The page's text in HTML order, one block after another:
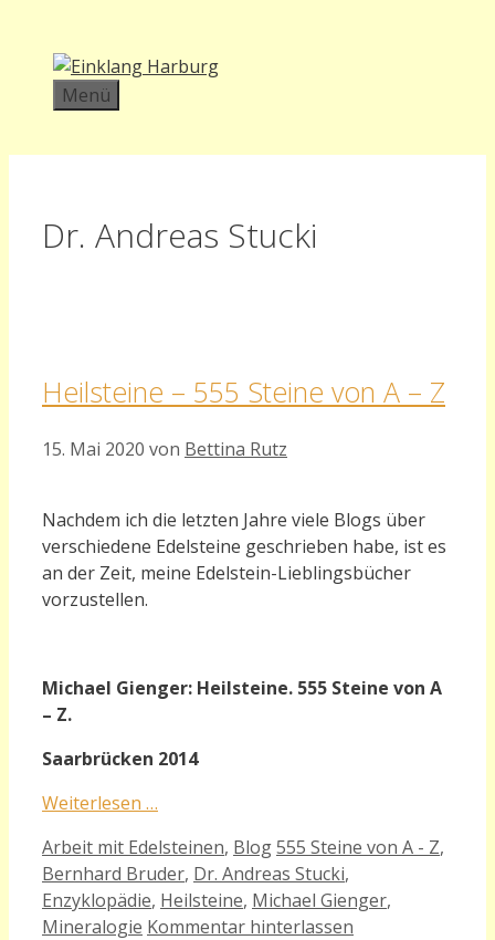
Inhalt
springen
Menü
Dr. Andreas Stucki
Heilsteine – 555 Steine von A – Z
15. Mai 2020 von Bettina Rutz
Nachdem ich die letzten Jahre viele Blogs über
verschiedene Edelsteine geschrieben habe, ist es
an der Zeit, meine Edelstein-Lieblingsbücher
vorzustellen.
Michael Gienger: Heilsteine. 555 Steine von A
– Z.
Saarbrücken 2014
Weiterlesen …
Kategorien
Arbeit mit Edelsteinen, BlogSchlagwörter
555 Steine von A - Z,
Bernhard Bruder, Dr. Andreas Stucki,
Enzyklopädie, Heilsteine, Michael Gienger,
Mineralogie Kommentar hinterlassen